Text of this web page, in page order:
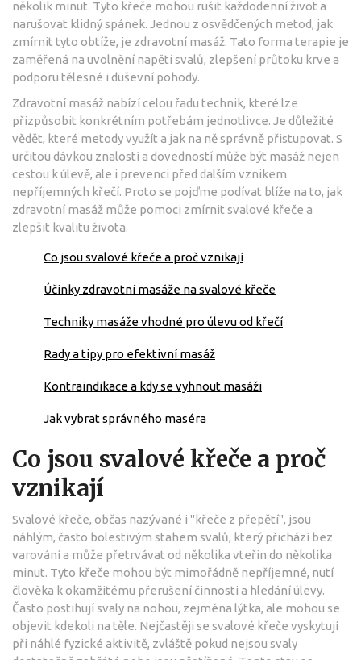
několik minut. Tyto křeče mohou rušit každodenní život a
narušovat klidný spánek. Jednou z osvědčených metod, jak
zmírnit tyto obtíže, je zdravotní masáž. Tato forma terapie je
zaměřená na uvolnění napětí svalů, zlepšení průtoku krve a
podporu tělesné i duševní pohody.
Zdravotní masáž nabízí celou řadu technik, které lze
přizpůsobit konkrétním potřebám jednotlivce. Je důležité
vědět, které metody využít a jak na ně správně přistupovat. S
určitou dávkou znalostí a dovedností může být masáž nejen
cestou k úlevě, ale i prevenci před dalším vznikem
nepříjemných křečí. Proto se pojďme podívat blíže na to, jak
zdravotní masáž může pomoci zmírnit svalové křeče a
zlepšit kvalitu života.
Co jsou svalové křeče a proč vznikají
Účinky zdravotní masáže na svalové křeče
Techniky masáže vhodné pro úlevu od křečí
Rady a tipy pro efektivní masáž
Kontraindikace a kdy se vyhnout masáži
Jak vybrat správného maséra
Co jsou svalové křeče a proč
vznikají
Svalové křeče, občas nazývané i "křeče z přepětí", jsou
náhlým, často bolestivým stahem svalů, který přichází bez
varování a může přetrvávat od několika vteřin do několika
minut. Tyto křeče mohou být mimořádně nepříjemné, nutí
člověka k okamžitému přerušení činnosti a hledání úlevy.
Často postihují svaly na nohou, zejména lýtka, ale mohou se
objevit kdekoli na těle. Nejčastěji se svalové křeče vyskytují
při náhlé fyzické aktivitě, zvláště pokud nejsou svaly